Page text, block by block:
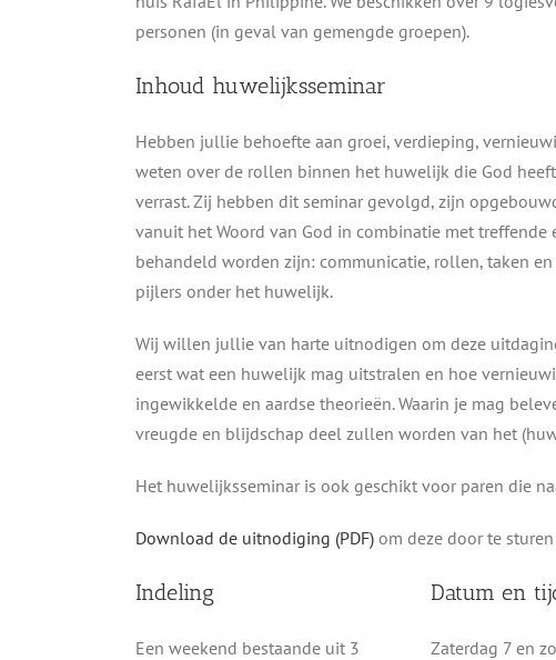
personen (in geval van gemengde groepen).
Inhoud huwelijksseminar
Hebben jullie behoefte aan groei, verdieping,
weten over de rollen binnen het huwelijk die God
verrast. Zij hebben dit seminar gevolgd, zijn
vanuit het Woord van God in combinatie met
behandeld worden zijn: communicatie, rollen, taken
pijlers onder het huwelijk.
Wij willen jullie van harte uitnodigen om deze
eerst wat een huwelijk mag uitstralen en hoe
ingewikkelde en aardse theorieën. Waarin je mag
vreugde en blijdschap deel zullen worden van het
Het huwelijksseminar is ook geschikt voor paren die
Download de uitnodiging (PDF) om deze door te
Indeling
Een weekend bestaande uit 3
Datum en
Zaterdag 7 en